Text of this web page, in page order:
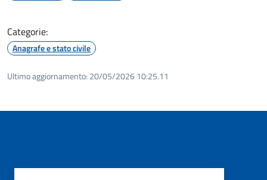
Categorie:
Anagrafe e stato civile
Ultimo aggiornamento: 20/05/2026 10:25.11